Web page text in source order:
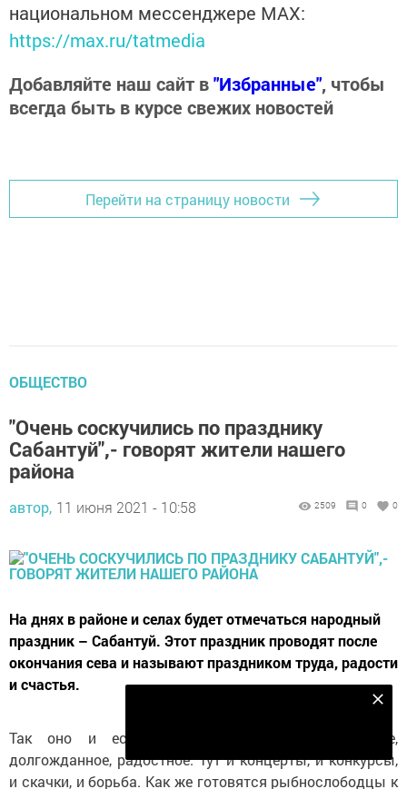
национальном мессенджере MАХ:
https://max.ru/tatmedia
Добавляйте наш сайт в"Избранные", чтобы
всегда быть в курсе свежих новостей
Перейти на страницу новости
ОБЩЕСТВО
"Очень соскучились по празднику
Сабантуй",- говорят жители нашего
района
автор, 11 июня 2021 - 10:58 2509 0 0
На днях в районе и селах будет отмечаться народный
праздник – Сабантуй. Этот праздник проводят после
окончания сева и называют праздником труда, радости
и счастья.
Так оно и есть. Это мероприятие масштабное,
долгожданное, радостное. Тут и концерты, и конкурсы,
и скачки, и борьба. Как же готовятся рыбнослободцы к